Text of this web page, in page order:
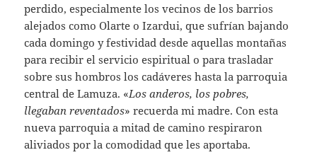
perdido, especialmente los vecinos de los barrios
alejados como Olarte o Izardui, que sufrían bajando
cada domingo y festividad desde aquellas montañas
para recibir el servicio espiritual o para trasladar
sobre sus hombros los cadáveres hasta la parroquia
central de Lamuza. «Los anderos, los pobres,
llegaban reventados» recuerda mi madre. Con esta
nueva parroquia a mitad de camino respiraron
aliviados por la comodidad que les aportaba.